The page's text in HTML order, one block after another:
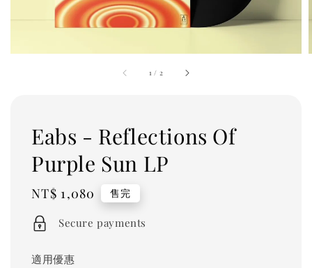
1 / 2
Eabs - Reflections Of
Purple Sun LP
Regular
price
NT$ 1,080 售完
Secure payments
適用優惠